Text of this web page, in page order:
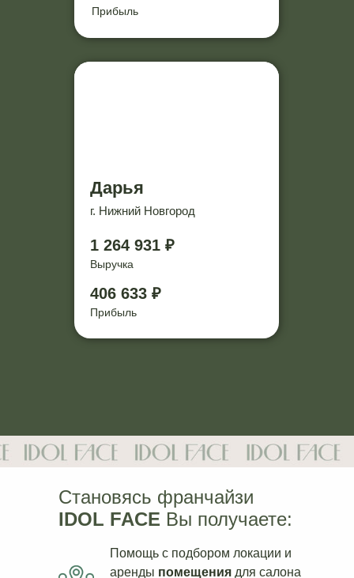
Дарья
г. Нижний Новгород
Прибыль
1 264 931 ₽
Выручка
406 633 ₽
Прибыль
Становясь франчайзи
IDOL FACE Вы получаете:
Помощь с подбором локации и
аренды помещения для салона